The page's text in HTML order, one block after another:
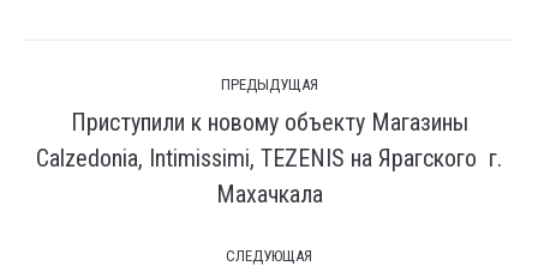
записям
ПРЕДЫДУЩАЯ
Предыдущая
запись:
Приступили к новому объекту Магазины
Calzedonia, Intimissimi, TEZENIS на Ярагского г.
Махачкала
СЛЕДУЮЩАЯ